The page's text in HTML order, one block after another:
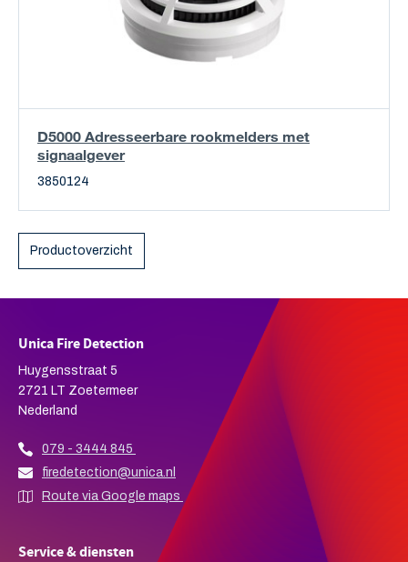
D5000 Adresseerbare rookmelders met
signaalgever
3850124
Productoverzicht
Unica Fire Detection
Huygensstraat 5
2721 LT Zoetermeer
Nederland
079 - 3444 845
firedetection@unica.nl
Route via Google maps
Service & diensten